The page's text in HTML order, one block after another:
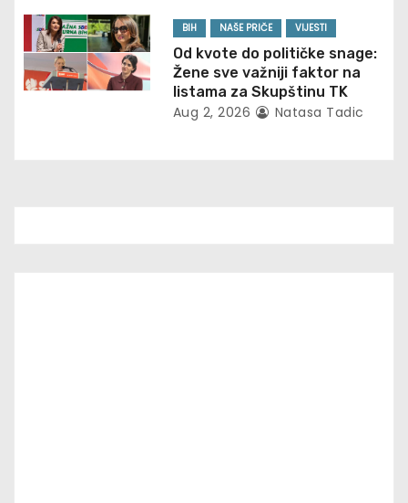
BIH NAŠE PRIČE VIJESTI
Od kvote do političke snage:
Žene sve važniji faktor na
listama za Skupštinu TK
Aug 2, 2026 Natasa Tadic